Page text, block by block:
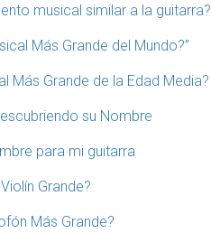
musical similar a la guitarra?
Más Grande del Mundo?”
Más Grande de la Edad Media?
su Nombre
para mi guitarra
Grande?
Más Grande?